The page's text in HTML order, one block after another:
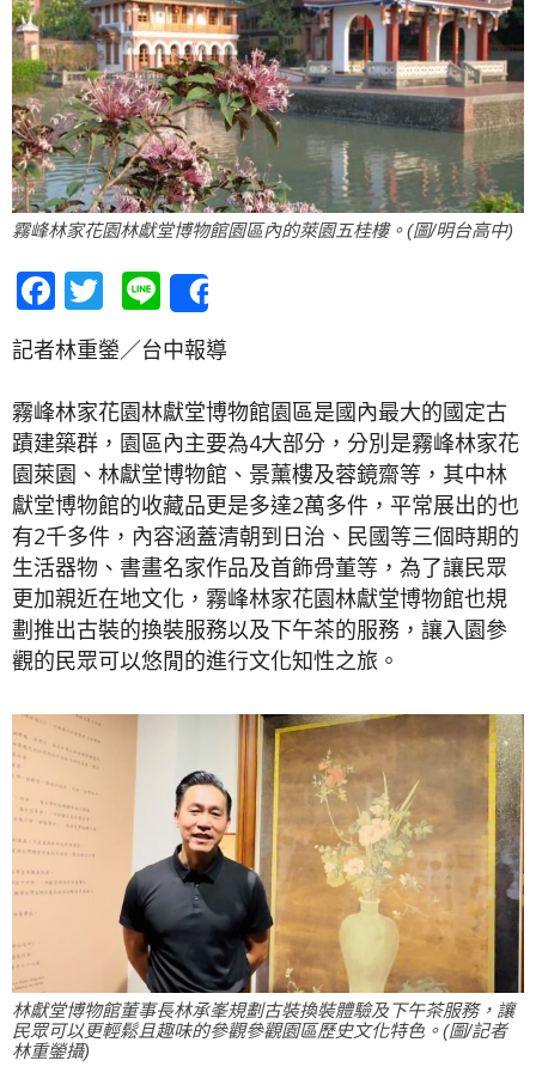
霧峰林家花園林獻堂博物館園區內的萊園五桂樓。(圖/明台高中)
Facebook
Twitter
Line
記者林重鎣／台中報導
霧峰林家花園林獻堂博物館園區是國內最大的國定古
蹟建築群，園區內主要為4大部分，分別是霧峰林家花
園萊園、林獻堂博物館、景薰樓及蓉鏡齋等，其中林
獻堂博物館的收藏品更是多達2萬多件，平常展出的也
有2千多件，內容涵蓋清朝到日治、民國等三個時期的
生活器物、書畫名家作品及首飾骨董等，為了讓民眾
更加親近在地文化，霧峰林家花園林獻堂博物館也規
劃推出古裝的換裝服務以及下午茶的服務，讓入園參
觀的民眾可以悠閒的進行文化知性之旅。
林獻堂博物館董事長林承峯規劃古裝換裝體驗及下午茶服務，讓
民眾可以更輕鬆且趣味的參觀參觀園區歷史文化特色。(圖/記者
林重鎣攝)